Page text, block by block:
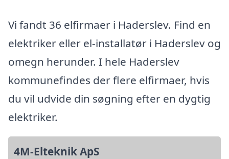
Vi fandt 36 elfirmaer i Haderslev. Find en
elektriker eller el-installatør i Haderslev og
omegn herunder. I hele Haderslev
kommunefindes der flere elfirmaer, hvis
du vil udvide din søgning efter en dygtig
elektriker.
4M-Elteknik ApS